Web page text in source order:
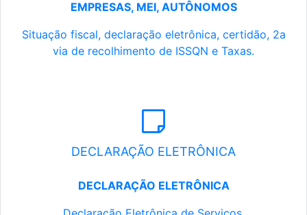
EMPRESAS, MEI, AUTÔNOMOS
Situação fiscal, declaração eletrônica, certidão, 2a
via de recolhimento de ISSQN e Taxas.
DECLARAÇÃO ELETRÔNICA
DECLARAÇÃO ELETRÔNICA